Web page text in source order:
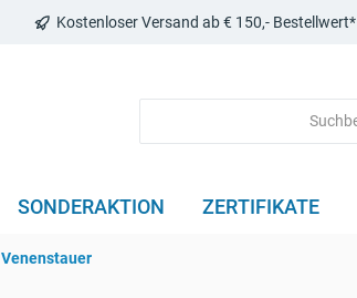
Kostenloser Versand ab € 150,- Bestellwert*
SONDERAKTION ZERTIFIKATE
Venenstauer